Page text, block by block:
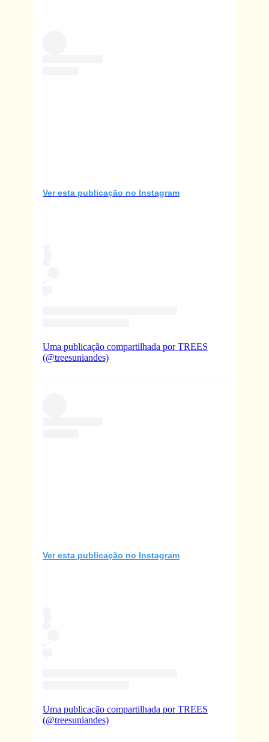
Ver esta publicação no Instagram
Uma publicação compartilhada por TREES
(@treesuniandes)
Ver esta publicação no Instagram
Uma publicação compartilhada por TREES
(@treesuniandes)